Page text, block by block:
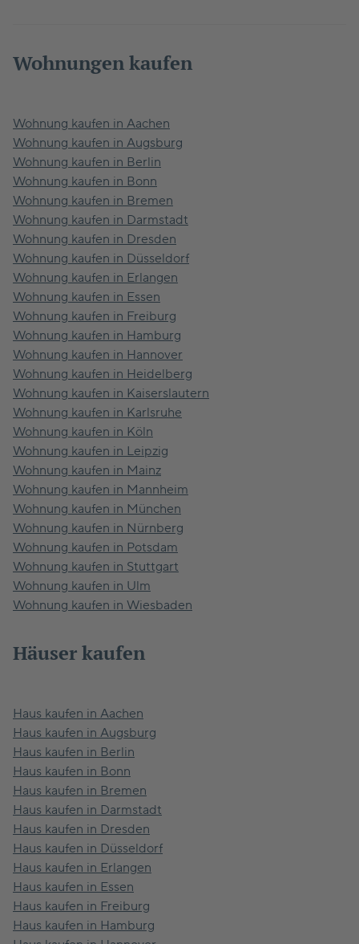
Wohnungen kaufen
Wohnung kaufen in Aachen
Wohnung kaufen in Augsburg
Wohnung kaufen in Berlin
Wohnung kaufen in Bonn
Wohnung kaufen in Bremen
Wohnung kaufen in Darmstadt
Wohnung kaufen in Dresden
Wohnung kaufen in Düsseldorf
Wohnung kaufen in Erlangen
Wohnung kaufen in Essen
Wohnung kaufen in Freiburg
Wohnung kaufen in Hamburg
Wohnung kaufen in Hannover
Wohnung kaufen in Heidelberg
Wohnung kaufen in Kaiserslautern
Wohnung kaufen in Karlsruhe
Wohnung kaufen in Köln
Wohnung kaufen in Leipzig
Wohnung kaufen in Mainz
Wohnung kaufen in Mannheim
Wohnung kaufen in München
Wohnung kaufen in Nürnberg
Wohnung kaufen in Potsdam
Wohnung kaufen in Stuttgart
Wohnung kaufen in Ulm
Wohnung kaufen in Wiesbaden
Häuser kaufen
Haus kaufen in Aachen
Haus kaufen in Augsburg
Haus kaufen in Berlin
Haus kaufen in Bonn
Haus kaufen in Bremen
Haus kaufen in Darmstadt
Haus kaufen in Dresden
Haus kaufen in Düsseldorf
Haus kaufen in Erlangen
Haus kaufen in Essen
Haus kaufen in Freiburg
Haus kaufen in Hamburg